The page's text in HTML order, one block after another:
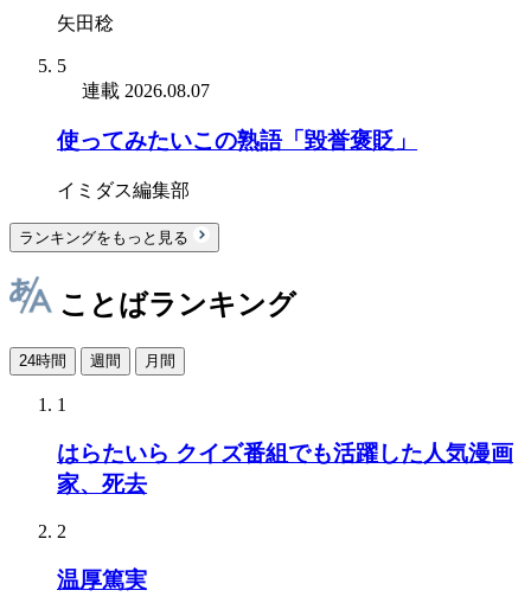
矢田稔
5
連載 2026.08.07
使ってみたいこの熟語「毀誉褒貶」
イミダス編集部
ランキングをもっと見る
ことばランキング
24時間 週間 月間
1
はらたいら クイズ番組でも活躍した人気漫画
家、死去
2
温厚篤実